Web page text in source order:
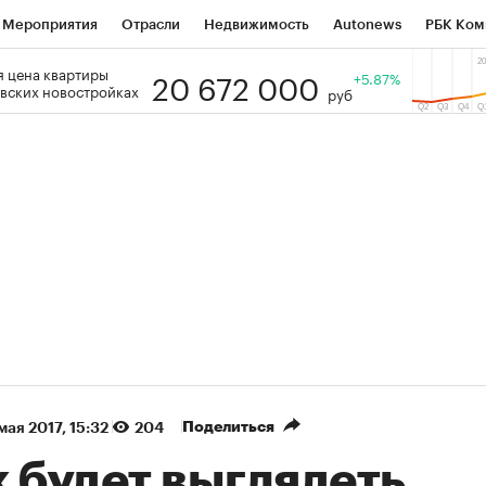
Мероприятия Отрасли Недвижимость Autonews РБК
РБК Образование Тренды
цена квартиры
новостройках
20 672 000 руб
+5.87%
2017, 15:32 204 Поделиться